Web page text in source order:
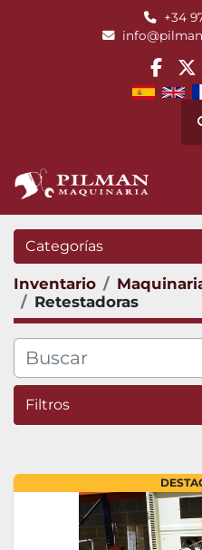
+34
Categorías
Inventario
Retestadoras
Filtros